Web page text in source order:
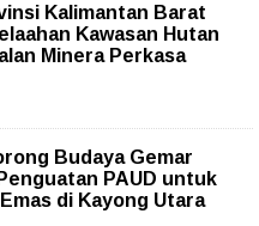
Kalimantan Barat
Kawasan Hutan
Minera Perkasa
Budaya Gemar
PAUD untuk
di Kayong Utara